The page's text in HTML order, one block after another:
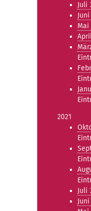
Juli
Mai
2021
Juli